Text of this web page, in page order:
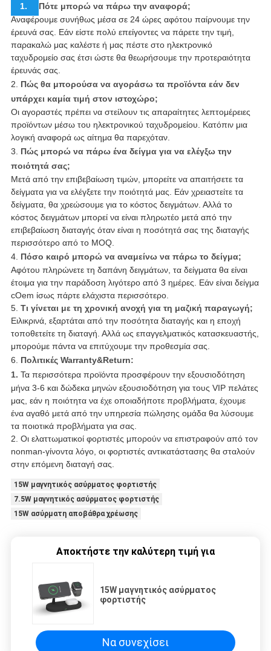
1.
Πότε μπορώ να πάρω την αναφορά;
Αναφέρουμε συνήθως μέσα σε 24 ώρες αφότου παίρνουμε την
έρευνά σας. Εάν είστε πολύ επείγοντες να πάρετε την τιμή,
παρακαλώ μας καλέστε ή μας πέστε στο ηλεκτρονικό
ταχυδρομείο σας έτσι ώστε θα θεωρήσουμε την προτεραιότητα
έρευνάς σας.
2. Πώς θα μπορούσα να αγοράσω τα προϊόντα εάν δεν
υπάρχει καμία τιμή στον ιστοχώρο;
Οι αγοραστές πρέπει να στείλουν τις απαραίτητες λεπτομέρειες
προϊόντων μέσω του ηλεκτρονικού ταχυδρομείου. Κατόπιν μια
λογική αναφορά ως αίτημα θα παρεχόταν.
3. Πώς μπορώ να πάρω ένα δείγμα για να ελέγξω την
ποιότητά σας;
Μετά από την επιβεβαίωση τιμών, μπορείτε να απαιτήσετε τα
δείγματα για να ελέγξετε την ποιότητά μας. Εάν χρειαστείτε τα
δείγματα, θα χρεώσουμε για το κόστος δειγμάτων. Αλλά το
κόστος δειγμάτων μπορεί να είναι πληρωτέο μετά από την
επιβεβαίωση διαταγής όταν είναι η ποσότητά σας της διαταγής
περισσότερο από το MOQ.
4. Πόσο καιρό μπορώ να αναμείνω να πάρω το δείγμα;
Αφότου πληρώνετε τη δαπάνη δειγμάτων, τα δείγματα θα είναι
έτοιμα για την παράδοση λιγότερο από 3 ημέρες. Εάν είναι δείγμα
cOem ίσως πάρτε ελάχιστα περισσότερο.
5. Τι γίνεται με τη χρονική ανοχή για τη μαζική παραγωγή;
Ειλικρινά, εξαρτάται από την ποσότητα διαταγής και η εποχή
τοποθετείτε τη διαταγή. Αλλά ως επαγγελματικός κατασκευαστής,
μπορούμε πάντα να επιτύχουμε την προθεσμία σας.
6. Πολιτικές Warranty&Return:
1. Τα περισσότερα προϊόντα προσφέρουν την εξουσιοδότηση
μήνα 3-6 και δώδεκα μηνών εξουσιοδότηση για τους VIP πελάτες
μας, εάν η ποιότητα να έχε οποιαδήποτε προβλήματα, έχουμε
ένα αγαθό μετά από την υπηρεσία πώλησης ομάδα θα λύσουμε
τα ποιοτικά προβλήματα για σας.
2. Οι ελαττωματικοί φορτιστές μπορούν να επιστραφούν από τον
nonman-γίνοντα λόγο, οι φορτιστές αντικατάστασης θα σταλούν
στην επόμενη διαταγή σας.
15W μαγνητικός ασύρματος φορτιστής
7.5W μαγνητικός ασύρματος φορτιστής
15W ασύρματη αποβάθρα χρέωσης
Αποκτήστε την καλύτερη τιμή για
15W μαγνητικός ασύρματος
φορτιστής
Να συνεχίσει